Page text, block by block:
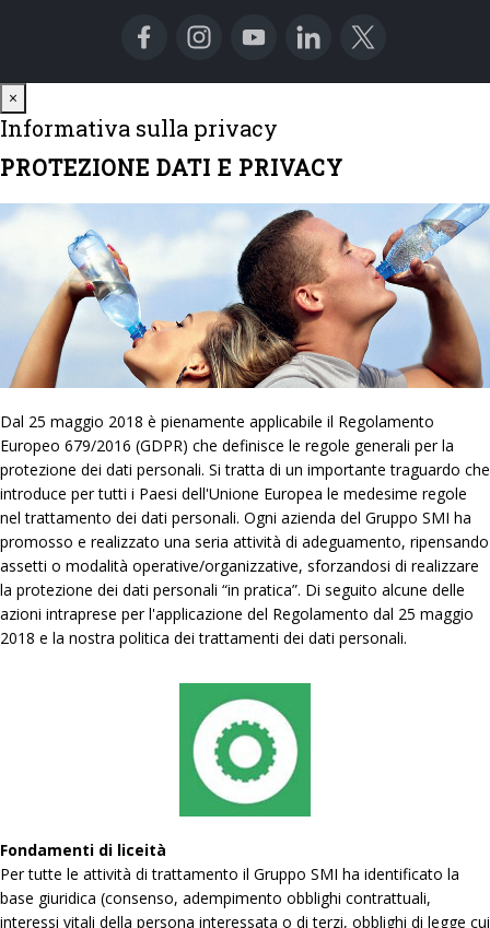
×
Informativa sulla privacy
PROTEZIONE DATI E PRIVACY
Dal 25 maggio 2018 è pienamente applicabile il Regolamento
Europeo 679/2016 (GDPR) che definisce le regole generali per la
protezione dei dati personali. Si tratta di un importante traguardo che
introduce per tutti i Paesi dell'Unione Europea le medesime regole
nel trattamento dei dati personali. Ogni azienda del Gruppo SMI ha
promosso e realizzato una seria attività di adeguamento, ripensando
assetti o modalità operative/organizzative, sforzandosi di realizzare
la protezione dei dati personali “in pratica”. Di seguito alcune delle
azioni intraprese per l'applicazione del Regolamento dal 25 maggio
2018 e la nostra politica dei trattamenti dei dati personali.
Fondamenti di liceità
Per tutte le attività di trattamento il Gruppo SMI ha identificato la
base giuridica (consenso, adempimento obblighi contrattuali,
interessi vitali della persona interessata o di terzi, obblighi di legge cui